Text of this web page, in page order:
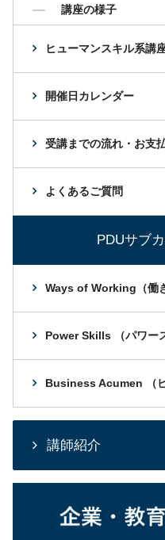
講座の様子
ヒューマンスキル系講
開催日カレンダー
受講までの流れ・お支
よくあるご質問
PDUサブ
Ways of Working（働
Power Skills （パワー
Business Acumen （ビ
講師紹介